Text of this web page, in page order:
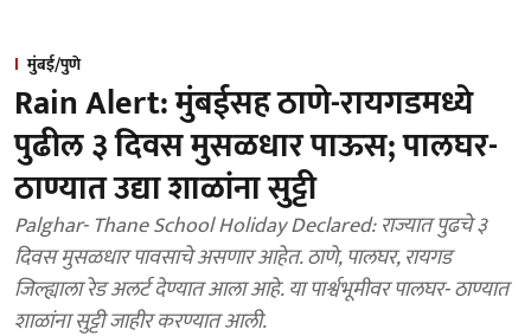
मुंबई/पुणे
Rain Alert: मुंबईसह ठाणे-रायगडमध्ये
पुढील ३ दिवस मुसळधार पाऊस; पालघर-
ठाण्यात उद्या शाळांना सुट्टी
Palghar- Thane School Holiday Declared: राज्यात पुढचे ३
दिवस मुसळधार पावसाचे असणार आहेत. ठाणे, पालघर, रायगड
जिल्ह्याला रेड अलर्ट देण्यात आला आहे. या पार्श्वभूमीवर पालघर- ठाण्यात
शाळांना सुट्टी जाहीर करण्यात आली.